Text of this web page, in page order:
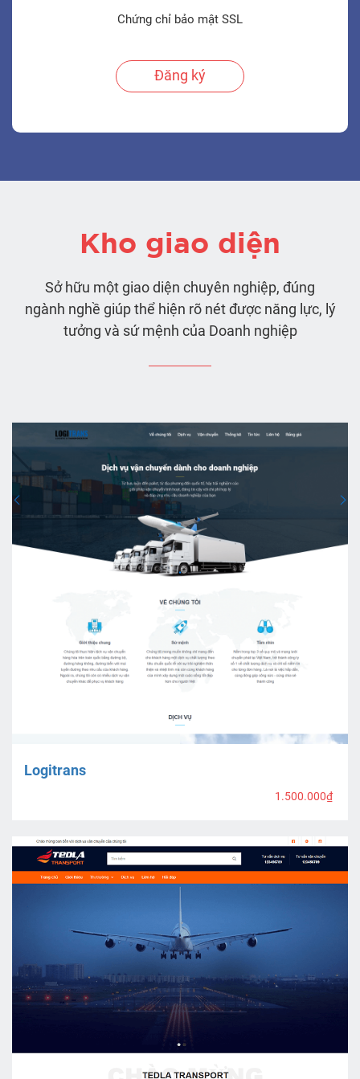
Chứng chỉ bảo mật SSL
Đăng ký
Kho giao diện
Sở hữu một giao diện chuyên nghiệp, đúng
ngành nghề giúp thể hiện rõ nét được năng lực, lý
tưởng và sứ mệnh của Doanh nghiệp
Logitrans
1.500.000₫